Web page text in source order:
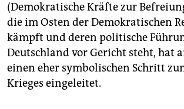
genossenschaft
epaper login
(Demokratische Kräfte zur
die im Osten der Demokratischen
kämpft und deren politische
Deutschland vor Gericht steht, hat
einen eher symbolischen Schritt
Krieges eingeleitet.